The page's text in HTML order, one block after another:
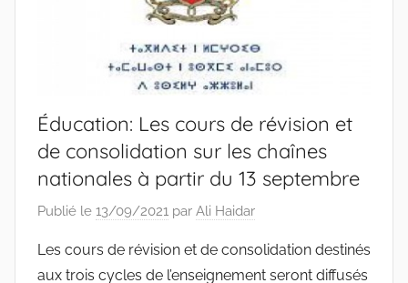
Éducation: Les cours de révision et
de consolidation sur les chaînes
nationales à partir du 13 septembre
Publié le 13/09/2021 par Ali Haidar
Les cours de révision et de consolidation destinés
aux trois cycles de l’enseignement seront diffusés